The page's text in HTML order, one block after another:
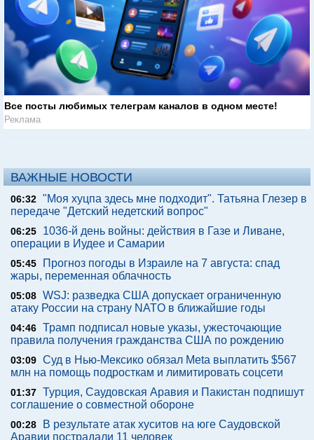
Все посты любимых телеграм каналов в одном месте!
Реклама
ВАЖНЫЕ НОВОСТИ
06:32 "Моя хуцпа здесь мне подходит". Татьяна Глезер в
передаче "Детский недетский вопрос"
06:25
1036-й день войны: действия в Газе и Ливане,
операции в Иудее и Самарии
05:45
Прогноз погоды в Израиле на 7 августа: спад
жары, переменная облачность
05:08 WSJ: разведка США допускает ограниченную
атаку России на страну NATO в ближайшие годы
04:46 Трамп подписал новые указы, ужесточающие
правила получения гражданства США по рождению
03:09 Суд в Нью-Мексико обязал Meta выплатить $567
млн на помощь подросткам и лимитировать соцсети
01:37 Турция, Саудовская Аравия и Пакистан подпишут
соглашение о совместной обороне
00:28
В результате атак хуситов на юге Саудовской
Аравии пострадали 11 человек